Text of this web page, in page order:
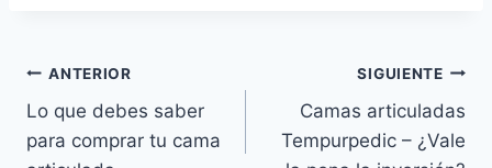
Navegación
de
ANTERIOR
Lo que debes saber
para comprar tu cama
SIGUIENTE
Camas articuladas
Tempurpedic – ¿Vale